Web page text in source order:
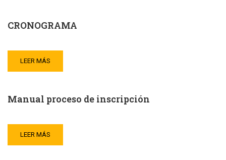
CRONOGRAMA
LEER MÁS
Manual proceso de inscripción
LEER MÁS